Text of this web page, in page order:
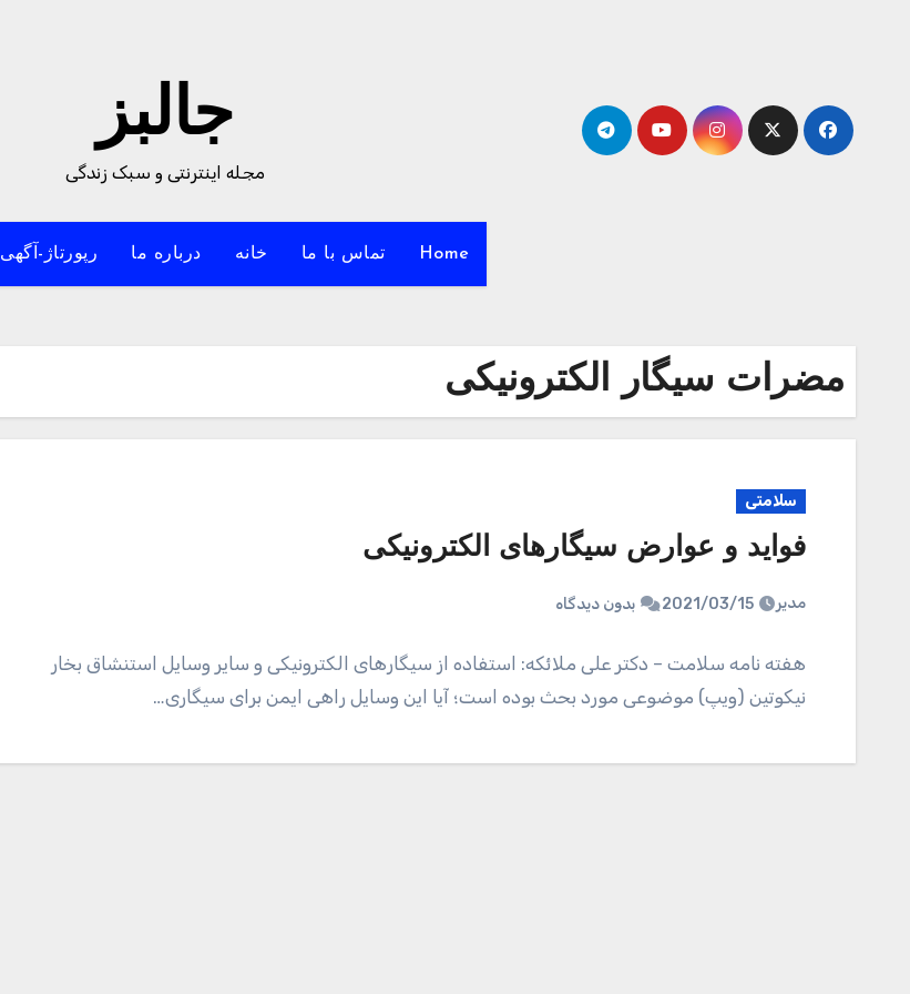
جالبز
مجله اینترنتی و سبک زندگی
Home تماس با ما خانه درباره ما رپورتاژ-آگهی
مضرات سیگار الکترونیکی
سلامتی
فواید و عوارض سیگار‌های الکترونیکی
مدیر 2021/03/15 بدون دیدگاه
هفته نامه سلامت – دکتر علی ملائکه: استفاده از سیگارهای الکترونیکی و سایر وسایل استنشاق بخار
نیکوتین (ویپ) موضوعی مورد بحث بوده است؛ آیا این وسایل راهی ایمن برای سیگاری…